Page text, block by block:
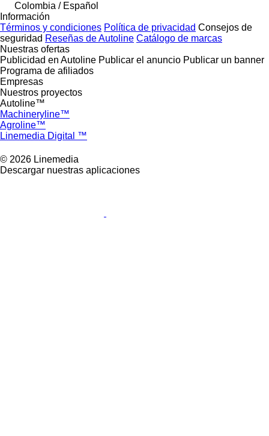
Colombia / Español
Información
Términos y condiciones Política de privacidad Consejos de
seguridad Reseñas de Autoline Catálogo de marcas
Nuestras ofertas
Publicidad en Autoline Publicar el anuncio Publicar un banner
Programa de afiliados
Empresas
Nuestros proyectos
Autoline™
Machineryline™
Agroline™
Linemedia Digital ™
© 2026 Linemedia
Descargar nuestras aplicaciones